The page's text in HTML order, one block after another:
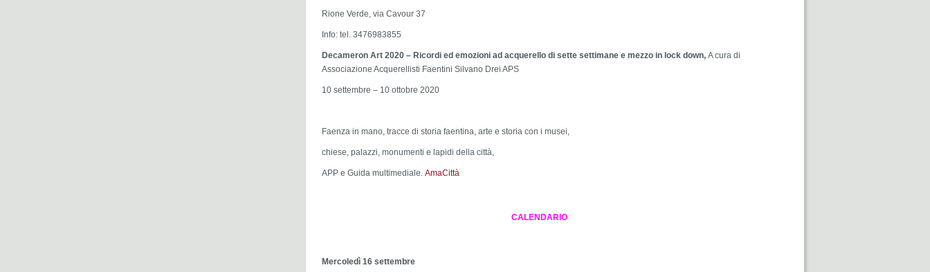
Rione Verde, via Cavour 37
Info: tel. 3476983855
Decameron Art 2020 – Ricordi ed emozioni ad acquerello di sette settimane e mezzo in lock down, A cura di
Associazione Acquerellisti Faentini Silvano Drei APS
10 settembre – 10 ottobre 2020
Faenza in mano, tracce di storia faentina, arte e storia con i musei,
chiese, palazzi, monumenti e lapidi della città,
APP e Guida multimediale. AmaCittà
CALENDARIO
Mercoledì 16 settembre